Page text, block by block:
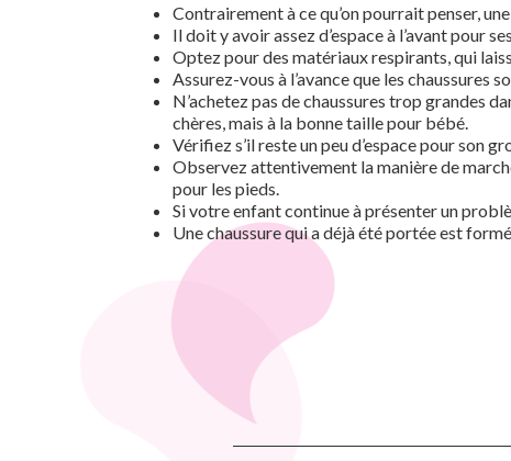
Contrairement à ce qu’on pourrait penser,
Il doit y avoir assez d’espace à l’avant pour
Optez pour des matériaux respirants, qui
Assurez-vous à l’avance que les chaussures
N’achetez pas de chaussures trop grandes
chères, mais à la bonne taille pour bébé.
Vérifiez s’il reste un peu d’espace pour son
Observez attentivement la manière de
pour les pieds.
Si votre enfant continue à présenter un
Une chaussure qui a déjà été portée est